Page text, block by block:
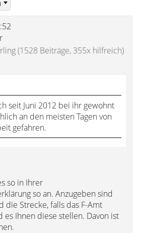
(1528 Beiträge, 355x hilfreich)
seit Juni 2012 bei ihr gewohnt
an den meisten Tagen von
gefahren.
so in Ihrer
so an. Anzugeben sind
die Strecke, falls das F-Amt
es Ihnen diese stellen. Davon ist